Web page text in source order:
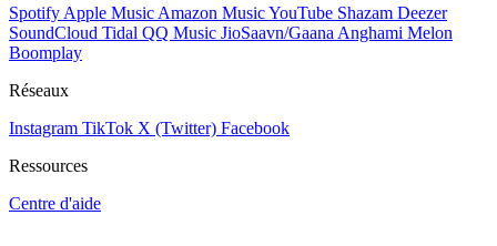
Spotify Apple Music Amazon MusicYouTube Shazam Deezer
SoundCloud Tidal QQ Music JioSaavn/Gaana Anghami Melon
Boomplay
Réseaux
Instagram TikTok X (Twitter) Facebook
Ressources
Centre d'aide